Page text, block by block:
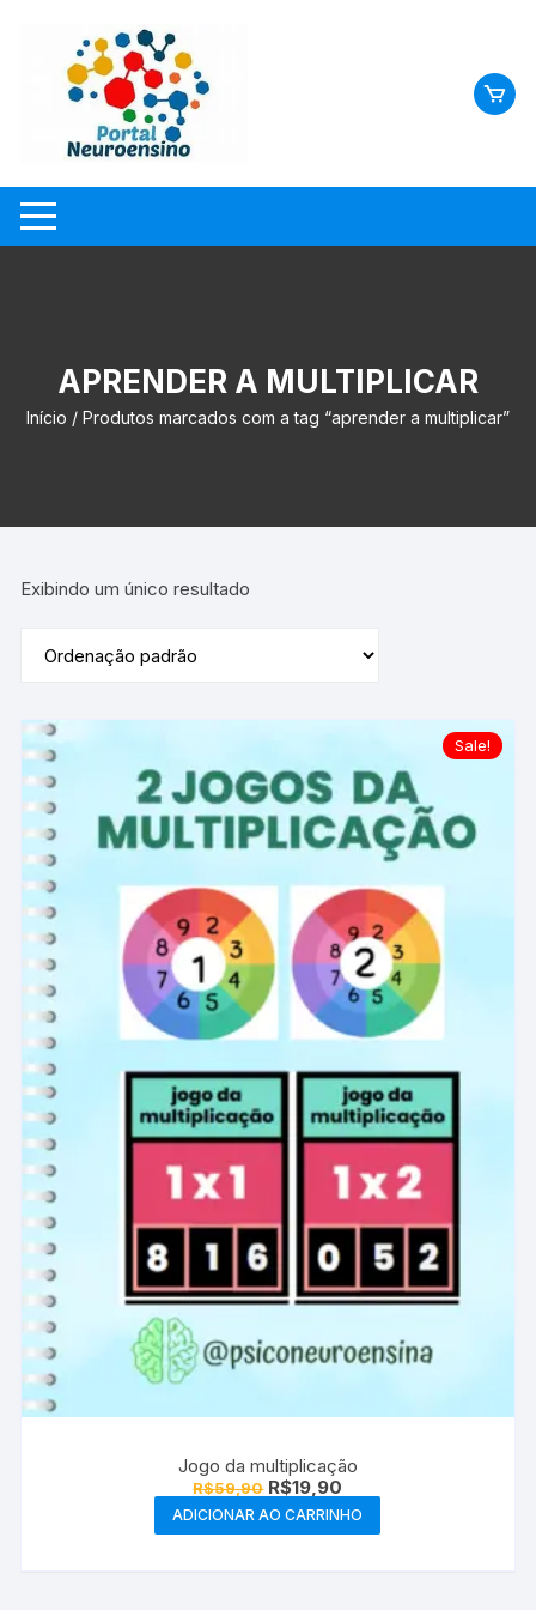
APRENDER A MULTIPLICAR
Início / Produtos marcados com a tag “aprender a multiplicar”
Exibindo um único resultado
Sale!
Jogo da multiplicação
R$59,90 O
preço
original
era:
R$19,90
preço
atual
é:
ADICIONAR AO CARRINHO